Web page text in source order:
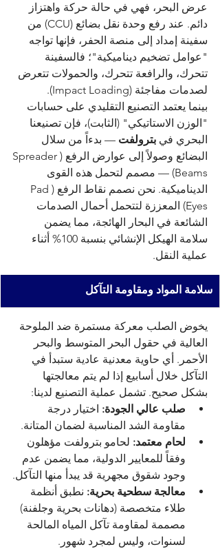
عرض البحر، فهي في حالة حركة واهتزاز
دائم. عند رفع وحدة نقل بضائع (CCU) من
سفينة إمداد إلى منصة الحفر، فإنها تواجه
"عوامل تضخيم ديناميكية"؛ فالسفينة
تتحرك، والرافعة تتحرك، والحمولات تتعرض
لصدمات مفاجئة (Impact Loading).
بينما يعتمد التصنيع التقليدي على حسابات
"الوزن الاستاتيكي" (الثابت)، فإن تصنيعنا
البحري في بترولفت — بدءاً من سلال
البضائع وصولاً إلى عوارض الرفع (Spreader
Beams) — مصمم لتحمل هذه القوى
الديناميكية. نحن نصمم نقاط الرفع (Pad
Eyes) المعززة لتتحمل أحمال الصدمات
الشائعة في البحار الهائجة، مما يضمن
سلامة الهيكل الإنشائي بنسبة 100% أثناء
عملية النقل.
سلامة المواد ومقاومة التآكل
يخوض الصلب معركة مستمرة ضد الملوحة
العالية في حقول البحر المتوسط والبحر
الأحمر. أي حاوية معدنية عادية ستبدأ في
التآكل خلال أسابيع إذا لم يتم معالجتها
بشكل صحيح. تشمل عملية التصنيع لدينا:
صلب عالي الجودة: اختيار درجة
مقاومة الشد المناسبة لضمان المتانة.
لحام معتمد: لحامو بترولفت مؤهلون
وفقاً للمعايير الدولية، مما يضمن عدم
وجود شقوق مجهرية قد يبدأ منها التآكل.
معالجة سطحية بحرية: نطبق أنظمة
طلاء متخصصة (دهانات بحرية وجلفنة)
مصممة لمقاومة تآكل المياه المالحة
لسنوات، وليس لمجرد شهور.